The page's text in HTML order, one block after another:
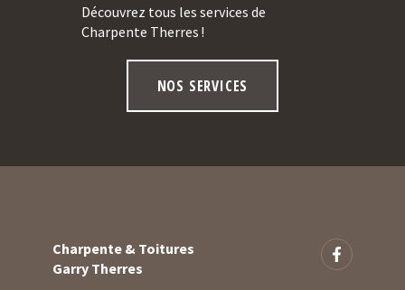
Découvrez tous les services de
Charpente Therres !
NOS SERVICES
Charpente & Toitures
Garry Therres